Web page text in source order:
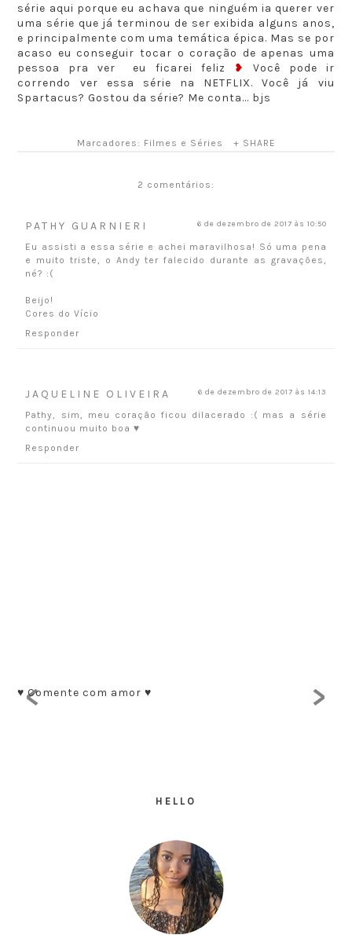
série aqui porque eu achava que ninguém ia querer ver
uma série que já terminou de ser exibida alguns anos,
e principalmente com uma temática épica. Mas se por
acaso eu conseguir tocar o coração de apenas uma
pessoa pra ver eu ficarei feliz
❥
Você pode ir
correndo ver essa série na NETFLIX. Você já viu
Spartacus? Gostou da série? Me conta... bjs
Marcadores: Filmes e Séries + SHARE
2 comentários:
PATHY GUARNIERI 6 de dezembro de 2017 às 10:50
Eu assisti a essa série e achei maravilhosa! Só uma pena
e muito triste, o Andy ter falecido durante as gravações,
né? :(
Beijo!
Cores do Vício
Responder
JAQUELINE OLIVEIRA 6 de dezembro de 2017 às 14:13
Pathy, sim, meu coração ficou dilacerado :( mas a série
continuou muito boa ♥
Responder
♥ Comente com amor ♥
< >
HELLO